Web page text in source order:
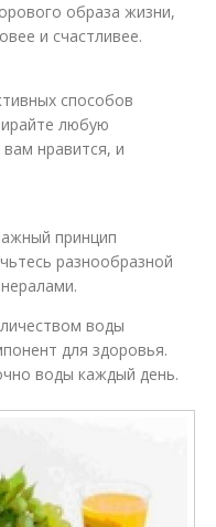
образа жизни,
и счастливее.
способов
любую
нравится, и
принцип
разнообразной
воды
для здоровья.
воды каждый день.